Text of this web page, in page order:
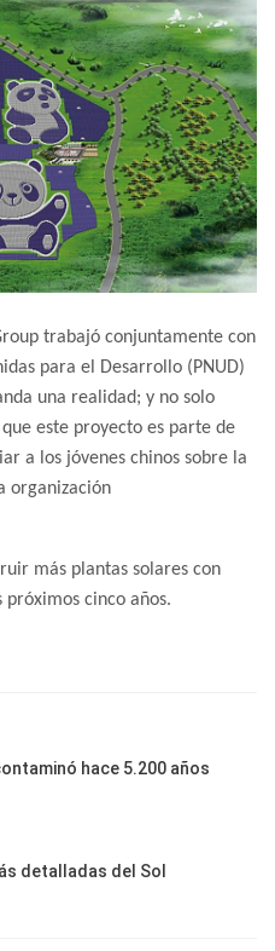
trabajó conjuntamente con
para el Desarrollo (PNUD)
una realidad; y no solo
este proyecto es parte de
a los jóvenes chinos sobre la
organización
más plantas solares con
cinco años.
hace 5.200 años
detalladas del Sol